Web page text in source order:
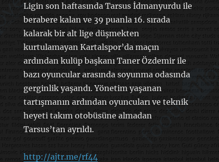
Ligin son haftasında Tarsus İdmanyurdu ile
berabere kalan ve 39 puanla 16. sırada
kalarak bir alt lige düşmekten
kurtulamayan Kartalspor’da maçın
ardından kulüp başkanı Taner Özdemir ile
bazı oyuncular arasında soyunma odasında
gerginlik yaşandı. Yönetim yaşanan
tartışmanın ardından oyuncuları ve teknik
heyeti takım otobüsüne almadan
Tarsus’tan ayrıldı.
http://ajtr.me/rf44